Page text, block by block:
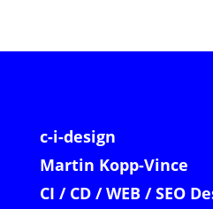
c-i-design
Martin Kopp-Vince
CI / CD / WEB / SEO